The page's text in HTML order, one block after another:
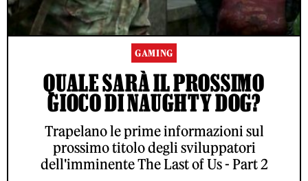
GAMING
QUALE SARÀ IL PROSSIMO
GIOCO DI NAUGHTY DOG?
Trapelano le prime informazioni sul
prossimo titolo degli sviluppatori
dell'imminente The Last of Us - Part 2